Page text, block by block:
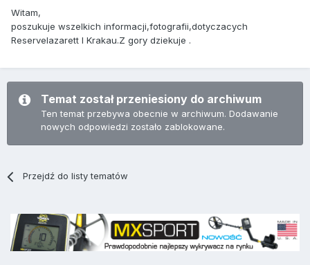
Witam,
poszukuje wszelkich informacji,fotografii,dotyczacych
Reservelazarett I Krakau.Z gory dziekuje .
Temat został przeniesiony do archiwum
Ten temat przebywa obecnie w archiwum. Dodawanie
nowych odpowiedzi zostało zablokowane.
Przejdź do listy tematów